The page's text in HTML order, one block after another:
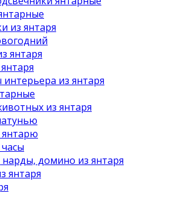
из янтаря
янтаря
из янтаря
из янтаря
янтарю
домино из янтаря
янтаря